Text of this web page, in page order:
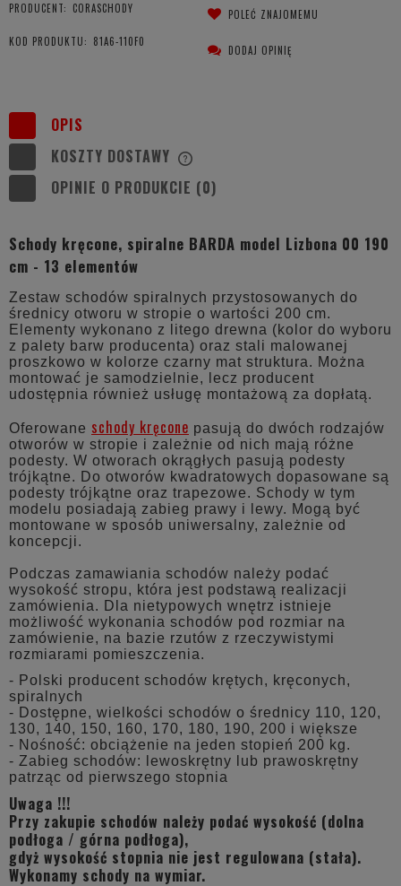
PRODUCENT: CORASCHODY
KOD PRODUKTU: 81A6-110F0
POLEĆ ZNAJOMEMU
DODAJ OPINIĘ
OPIS
KOSZTY DOSTAWY
KOSZTÓW PŁATNOŚCI
OPINIE O PRODUKCIE (0)
Schody kręcone, spiralne BARDA model Lizbona 00 190
cm - 13 elementów
Zestaw schodów spiralnych przystosowanych do
średnicy otworu w stropie o wartości 200 cm.
Elementy wykonano z litego drewna (kolor do wyboru
z palety barw producenta) oraz stali malowanej
proszkowo w kolorze czarny mat struktura. Można
montować je samodzielnie, lecz producent
udostępnia również usługę montażową za dopłatą.
Oferowane schody kręcone pasują do dwóch rodzajów
otworów w stropie i zależnie od nich mają różne
podesty. W otworach okrągłych pasują podesty
trójkątne. Do otworów kwadratowych dopasowane są
podesty trójkątne oraz trapezowe. Schody w tym
modelu posiadają zabieg prawy i lewy. Mogą być
montowane w sposób uniwersalny, zależnie od
koncepcji.
Podczas zamawiania schodów należy podać
wysokość stropu, która jest podstawą realizacji
zamówienia. Dla nietypowych wnętrz istnieje
możliwość wykonania schodów pod rozmiar na
zamówienie, na bazie rzutów z rzeczywistymi
rozmiarami pomieszczenia.
- Polski producent schodów krętych, kręconych,
spiralnych
- Dostępne, wielkości schodów o średnicy 110, 120,
130, 140, 150, 160, 170, 180, 190, 200 i większe
- Nośność: obciążenie na jeden stopień 200 kg.
- Zabieg schodów: lewoskrętny lub prawoskrętny
patrząc od pierwszego stopnia
Uwaga !!!
Przy zakupie schodów należy podać wysokość (dolna
podłoga / górna podłoga),
gdyż wysokość stopnia nie jest regulowana (stała).
Wykonamy schody na wymiar.